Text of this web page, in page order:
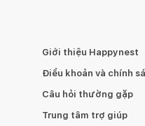
Giới thiệu Happynest
Điều khoản và chính
Câu hỏi thường gặp
Trung tâm trợ giúp